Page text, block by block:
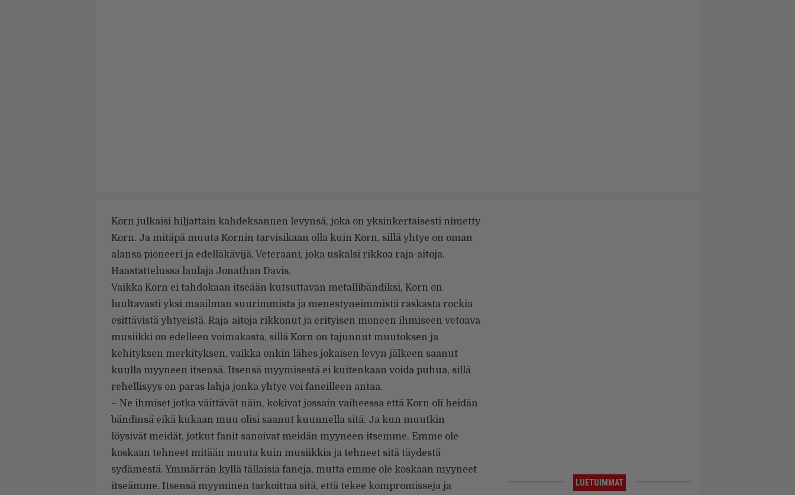
Korn julkaisi hiljattain kahdeksannen levynsä, joka on yksinkertaisesti nimetty
Korn. Ja mitäpä muuta Kornin tarvisikaan olla kuin Korn, sillä yhtye on oman
alansa pioneeri ja edelläkävijä. Veteraani, joka uskalsi rikkoa raja-aitoja.
Haastattelussa laulaja Jonathan Davis.
Vaikka Korn ei tahdokaan itseään kutsuttavan metallibändiksi, Korn on
luultavasti yksi maailman suurimmista ja menestyneimmistä raskasta rockia
esittävistä yhtyeistä. Raja-aitoja rikkonut ja erityisen moneen ihmiseen vetoava
musiikki on edelleen voimakasta, sillä Korn on tajunnut muutoksen ja
kehityksen merkityksen, vaikka onkin lähes jokaisen levyn jälkeen saanut
kuulla myyneen itsensä. Itsensä myymisestä ei kuitenkaan voida puhua, sillä
rehellisyys on paras lahja jonka yhtye voi faneilleen antaa.
– Ne ihmiset jotka väittävät näin, kokivat jossain vaiheessa että Korn oli heidän
bändinsä eikä kukaan muu olisi saanut kuunnella sitä. Ja kun muutkin
löysivät meidät, jotkut fanit sanoivat meidän myyneen itsemme. Emme ole
koskaan tehneet mitään muuta kuin musiikkia ja tehneet sitä täydestä
sydämestä. Ymmärrän kyllä tällaisia faneja, mutta emme ole koskaan myyneet
itseämme. Itsensä myyminen tarkoittaa sitä, että tekee kompromisseja ja
LUETUIMMAT